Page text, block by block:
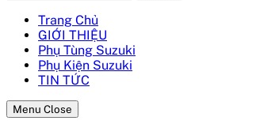
Trang Chủ
GIỚI THIỆU
Phụ Tùng Suzuki
Phụ Kiện Suzuki
TIN TỨC
Menu Close